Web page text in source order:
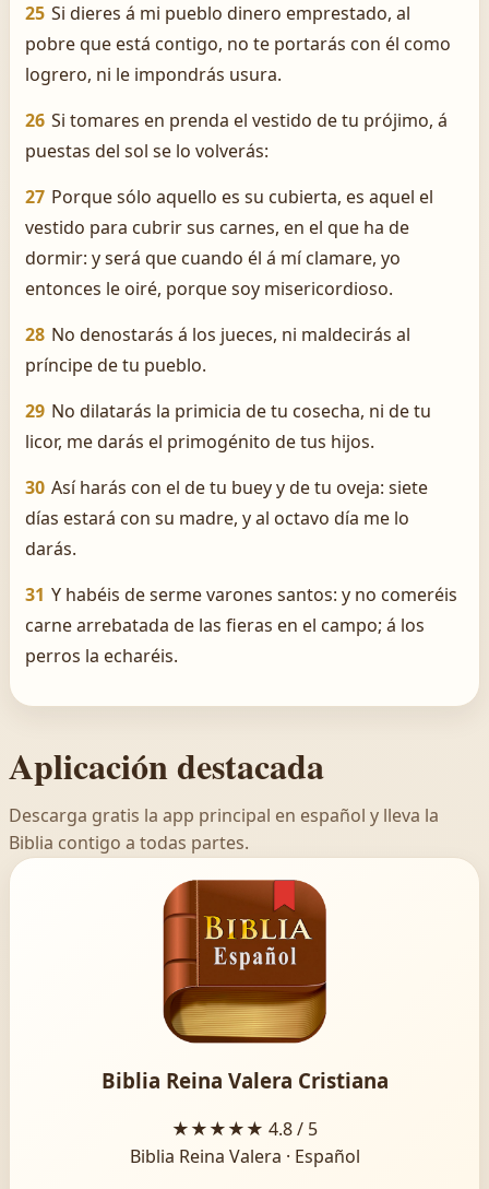
25 Si dieres á mi pueblo dinero emprestado, al
pobre que está contigo, no te portarás con él como
logrero, ni le impondrás usura.
26 Si tomares en prenda el vestido de tu prójimo, á
puestas del sol se lo volverás:
27 Porque sólo aquello es su cubierta, es aquel el
vestido para cubrir sus carnes, en el que ha de
dormir: y será que cuando él á mí clamare, yo
entonces le oiré, porque soy misericordioso.
28 No denostarás á los jueces, ni maldecirás al
príncipe de tu pueblo.
29 No dilatarás la primicia de tu cosecha, ni de tu
licor, me darás el primogénito de tus hijos.
30 Así harás con el de tu buey y de tu oveja: siete
días estará con su madre, y al octavo día me lo
darás.
31 Y habéis de serme varones santos: y no comeréis
carne arrebatada de las fieras en el campo; á los
perros la echaréis.
Aplicación destacada
Descarga gratis la app principal en español y lleva la
Biblia contigo a todas partes.
Biblia Reina Valera Cristiana
★★★★★ 4.8 / 5
Biblia Reina Valera · Español